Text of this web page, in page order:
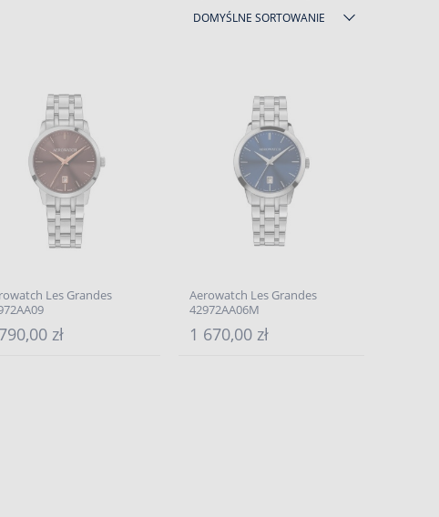
DOMYŚLNE SORTOWANIE
Les Grandes
zł
Aerowatch Les Grandes
42972AA06M
1 670,00 zł